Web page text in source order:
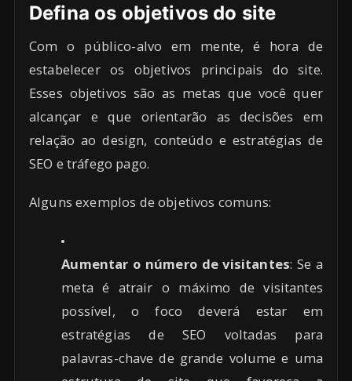
Defina os objetivos do site
Com o público-alvo em mente, é hora de
estabelecer os objetivos principais do site.
Esses objetivos são as metas que você quer
alcançar e que orientarão as decisões em
relação ao design, conteúdo e estratégias de
SEO e tráfego pago.
Alguns exemplos de objetivos comuns:
Aumentar o número de visitantes: Se a
meta é atrair o máximo de visitantes
possível, o foco deverá estar em
estratégias de SEO voltadas para
palavras-chave de grande volume e uma